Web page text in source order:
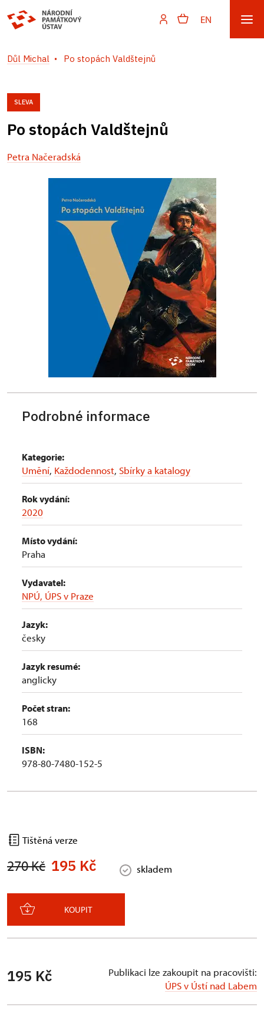
EN
Důl Michal Po stopách Valdštejnů
SLEVA
Po stopách Valdštejnů
Petra Načeradská
Podrobné informace
Kategorie:
Umění, Každodennost, Sbírky a katalogy
Rok vydání:
2020
Místo vydání:
Praha
Vydavatel:
NPÚ, ÚPS v Praze
Jazyk:
česky
Jazyk resumé:
anglicky
Počet stran:
168
ISBN:
978-80-7480-152-5
Tištěná verze
270 Kč 195 Kč skladem
KOUPIT
195 Kč
Publikaci lze zakoupit na pracovišti:
ÚPS v Ústí nad Labem